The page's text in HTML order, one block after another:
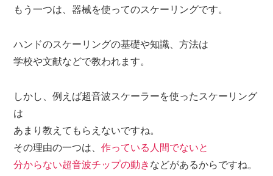
もう一つは、器械を使ってのスケーリングです。
ハンドのスケーリングの基礎や知識、方法は
学校や文献などで教われます。
しかし、例えば超音波スケーラーを使ったスケーリング
は
あまり教えてもらえないですね。
その理由の一つは、作っている人間でないと
分からない超音波チップの動き などがあるからですね。